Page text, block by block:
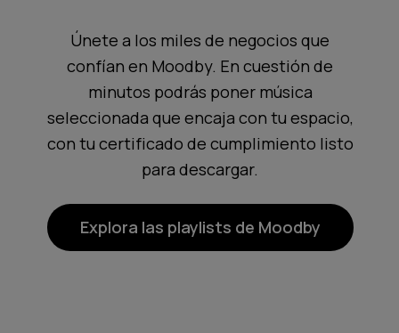
Únete a los miles de negocios que
confían en Moodby. En cuestión de
minutos podrás poner música
seleccionada que encaja con tu espacio,
con tu certificado de cumplimiento listo
para descargar.
Explora las playlists de Moodby